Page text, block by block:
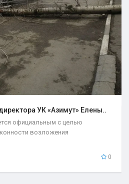
УК «Азимут» Елены..
официальным с целью
возложения
0